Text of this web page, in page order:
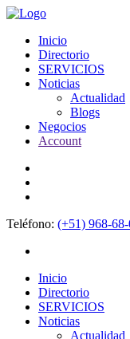
Inicio
Directorio
SERVICIOS
Noticias
Actualidad
Blogs
Negocios
Account
Teléfono: (+51) 968-
Inicio
Directorio
SERVICIOS
Noticias
Actualidad